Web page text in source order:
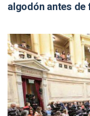
algodón antes